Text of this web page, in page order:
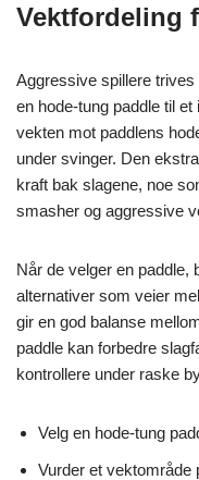
Vektfordeling
Aggressive spillere
en hode-tung paddle til
vekten mot paddlens
under svinger. Den
kraft bak slagene, noe
smasher og aggressive
Når de velger en paddle,
alternativer som veier
gir en god balanse
paddle kan forbedre
kontrollere under raske
Velg en hode-tung
Vurder et vektområde